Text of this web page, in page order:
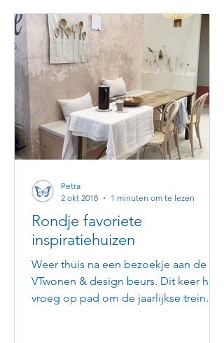
Rondje favoriete
inspiratiehuizen
Weer thuis na een bezoekje aan de
VTwonen & design beurs. Dit keer heel
vroeg op pad om de jaarlijkse trein
Petra
2 okt 2018
1 minuten om te lezen